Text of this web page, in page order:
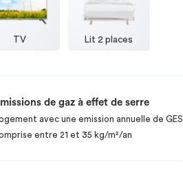
TV Lit 2 places
de gaz à effet de serre
avec une emission annuelle de GES
entre 21 et 35 kg/m²/an